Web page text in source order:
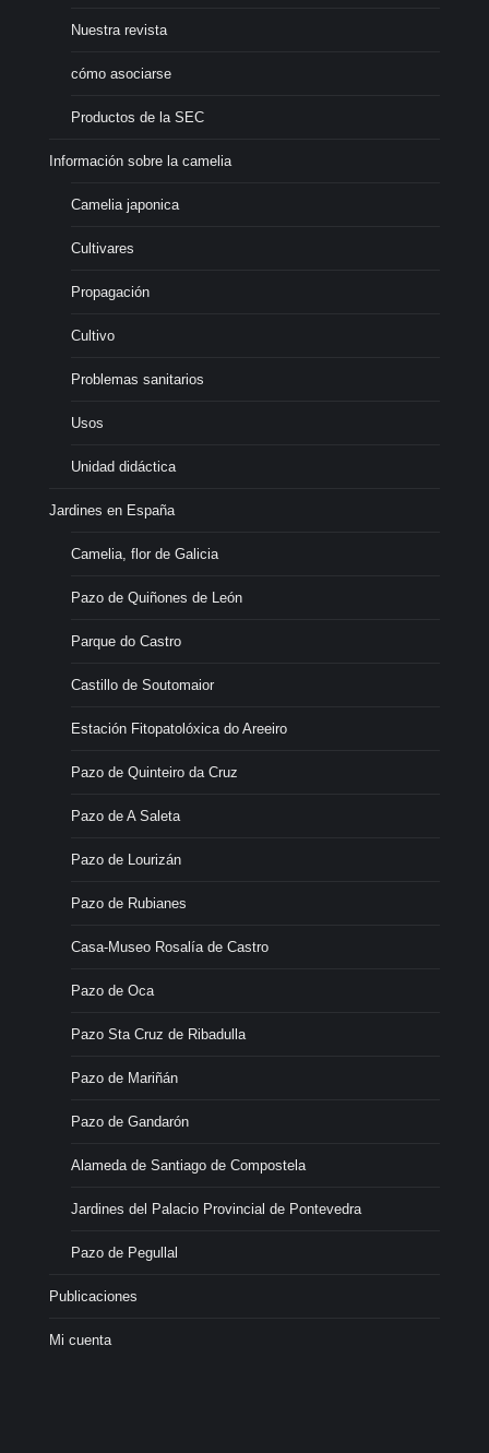
Nuestra revista
cómo asociarse
Productos de la SEC
Información sobre la camelia
Camelia japonica
Cultivares
Propagación
Cultivo
Problemas sanitarios
Usos
Unidad didáctica
Jardines en España
Camelia, flor de Galicia
Pazo de Quiñones de León
Parque do Castro
Castillo de Soutomaior
Estación Fitopatolóxica do Areeiro
Pazo de Quinteiro da Cruz
Pazo de A Saleta
Pazo de Lourizán
Pazo de Rubianes
Casa-Museo Rosalía de Castro
Pazo de Oca
Pazo Sta Cruz de Ribadulla
Pazo de Mariñán
Pazo de Gandarón
Alameda de Santiago de Compostela
Jardines del Palacio Provincial de Pontevedra
Pazo de Pegullal
Publicaciones
Mi cuenta